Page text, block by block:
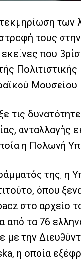
τεκμηρίωση των
τους
που
τις
ανταλλαγής
η Πολωνή
της, η
όπου
στο αρχείο
από τα 76
με την
η οποία